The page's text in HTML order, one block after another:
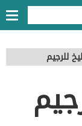
للرجيم